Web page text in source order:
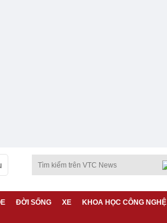
ĐỜI SỐNG XE KHOA HỌC CÔNG NGHỆ